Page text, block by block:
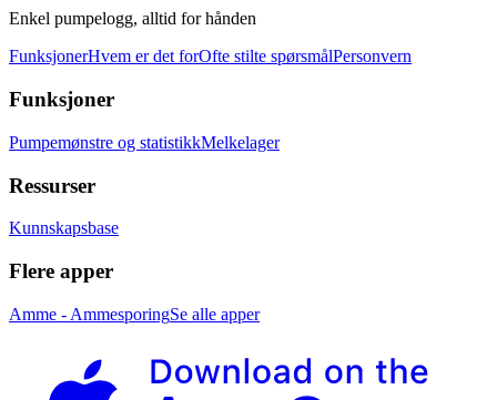
Enkel pumpelogg, alltid for hånden
FunksjonerHvem er det forOfte stilte spørsmålPersonvern
Funksjoner
Pumpemønstre og statistikkMelkelager
Ressurser
Kunnskapsbase
Flere apper
Amme - AmmesporingSe alle apper